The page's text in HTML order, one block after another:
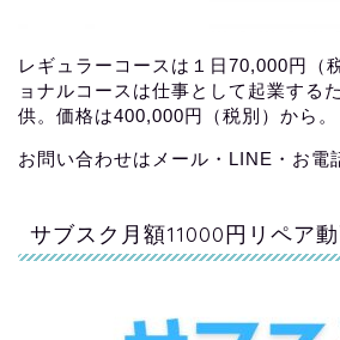
レギュラーコースは１日70,000円（
ョナルコースは仕事として起業する
供。価格は400,000円（税別）から。
お問い合わせはメール・LINE・お電
サブスク月額11000円リペア